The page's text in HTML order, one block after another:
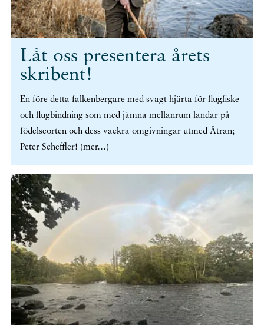
Låt oss presentera årets
skribent!
En före detta falkenbergare med svagt hjärta för flugfiske
och flugbindning som med jämna mellanrum landar på
födelseorten och dess vackra omgivningar utmed Ätran;
Peter Scheffler! (mer…)